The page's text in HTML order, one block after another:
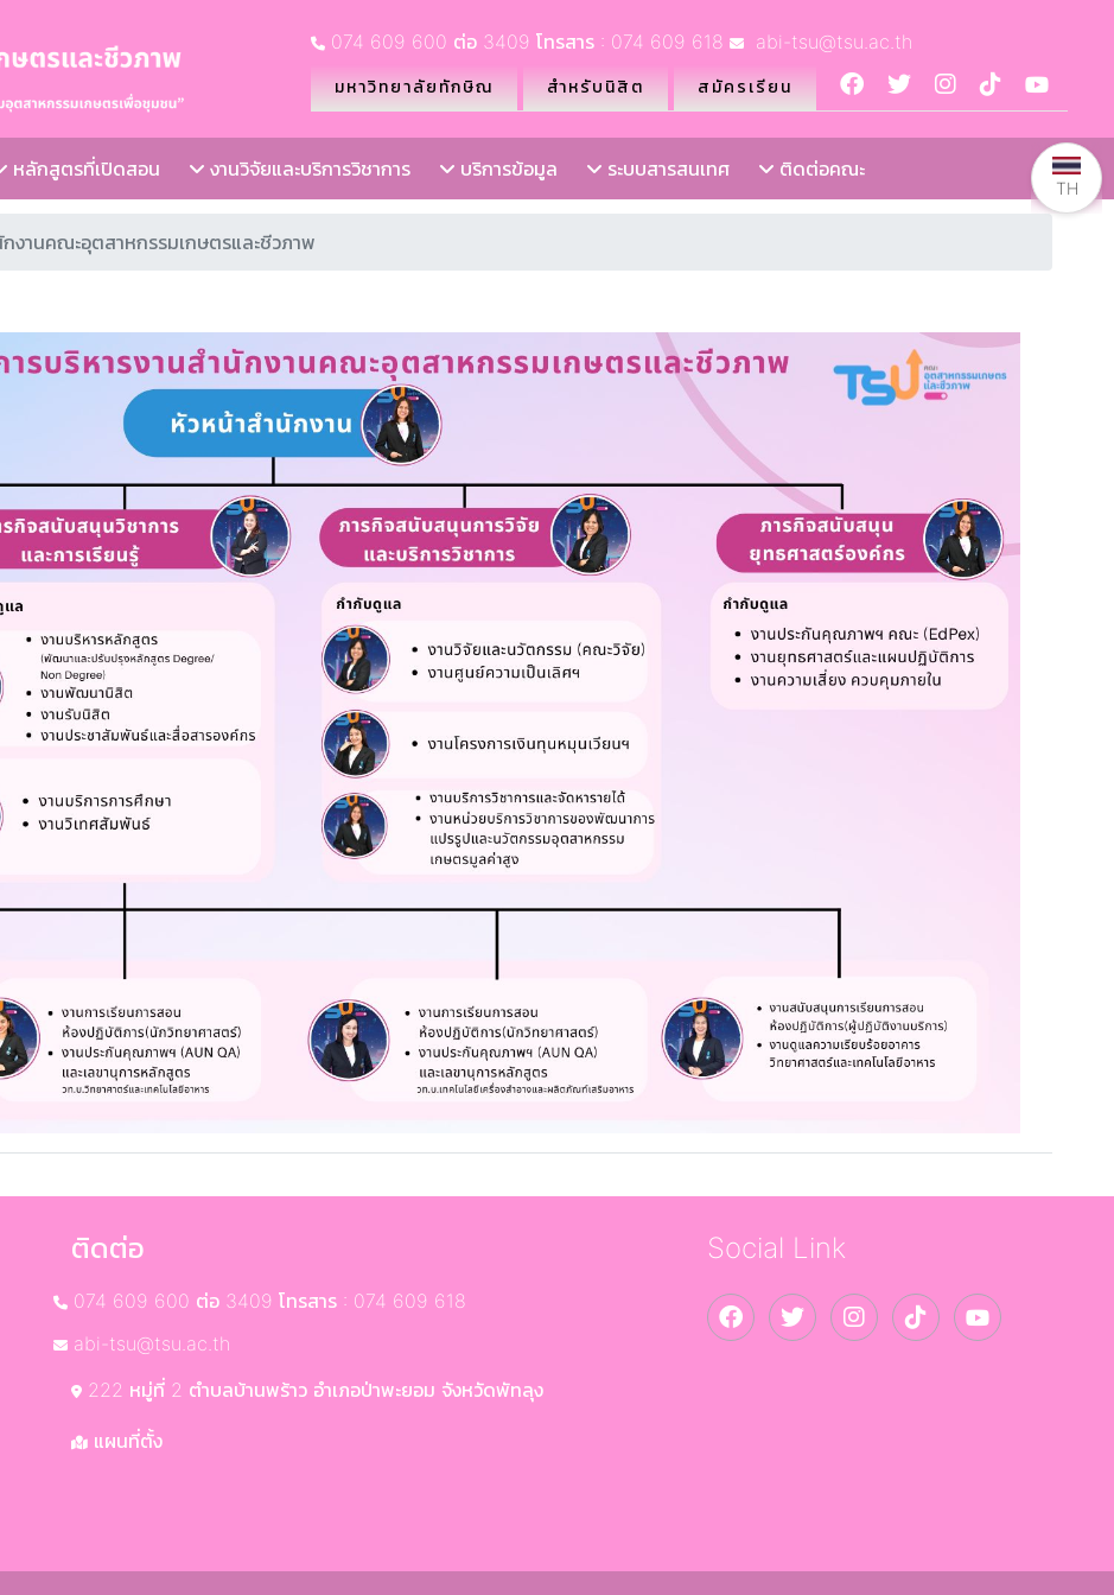
074 609 600 ต่อ 3409 โทรสาร : 074 609 618 abi-tsu@tsu.ac.th
มหาวิทยาลัยทักษิณ สำหรับนิสิต สมัครเรียน
หลักสูตรที่เปิดสอน งานวิจัยและบริการวิชาการ บริการข้อมูล ระบบสารสนเทศ ติดต่อคณะ
กงานคณะอุตสาหกรรมเกษตรและชีวภาพ
ติดต่อ
074 609 600 ต่อ 3409 โทรสาร : 074 609 618
abi-tsu@tsu.ac.th
222 หมู่ที่ 2 ตำบลบ้านพร้าว อำเภอป่าพะยอม จังหวัดพัทลุง
แผนที่ตั้ง
Social Link
TH